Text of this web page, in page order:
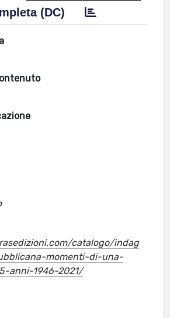
(DC)
catalogo/indag
momenti-di-una-
anni-1946-2021/